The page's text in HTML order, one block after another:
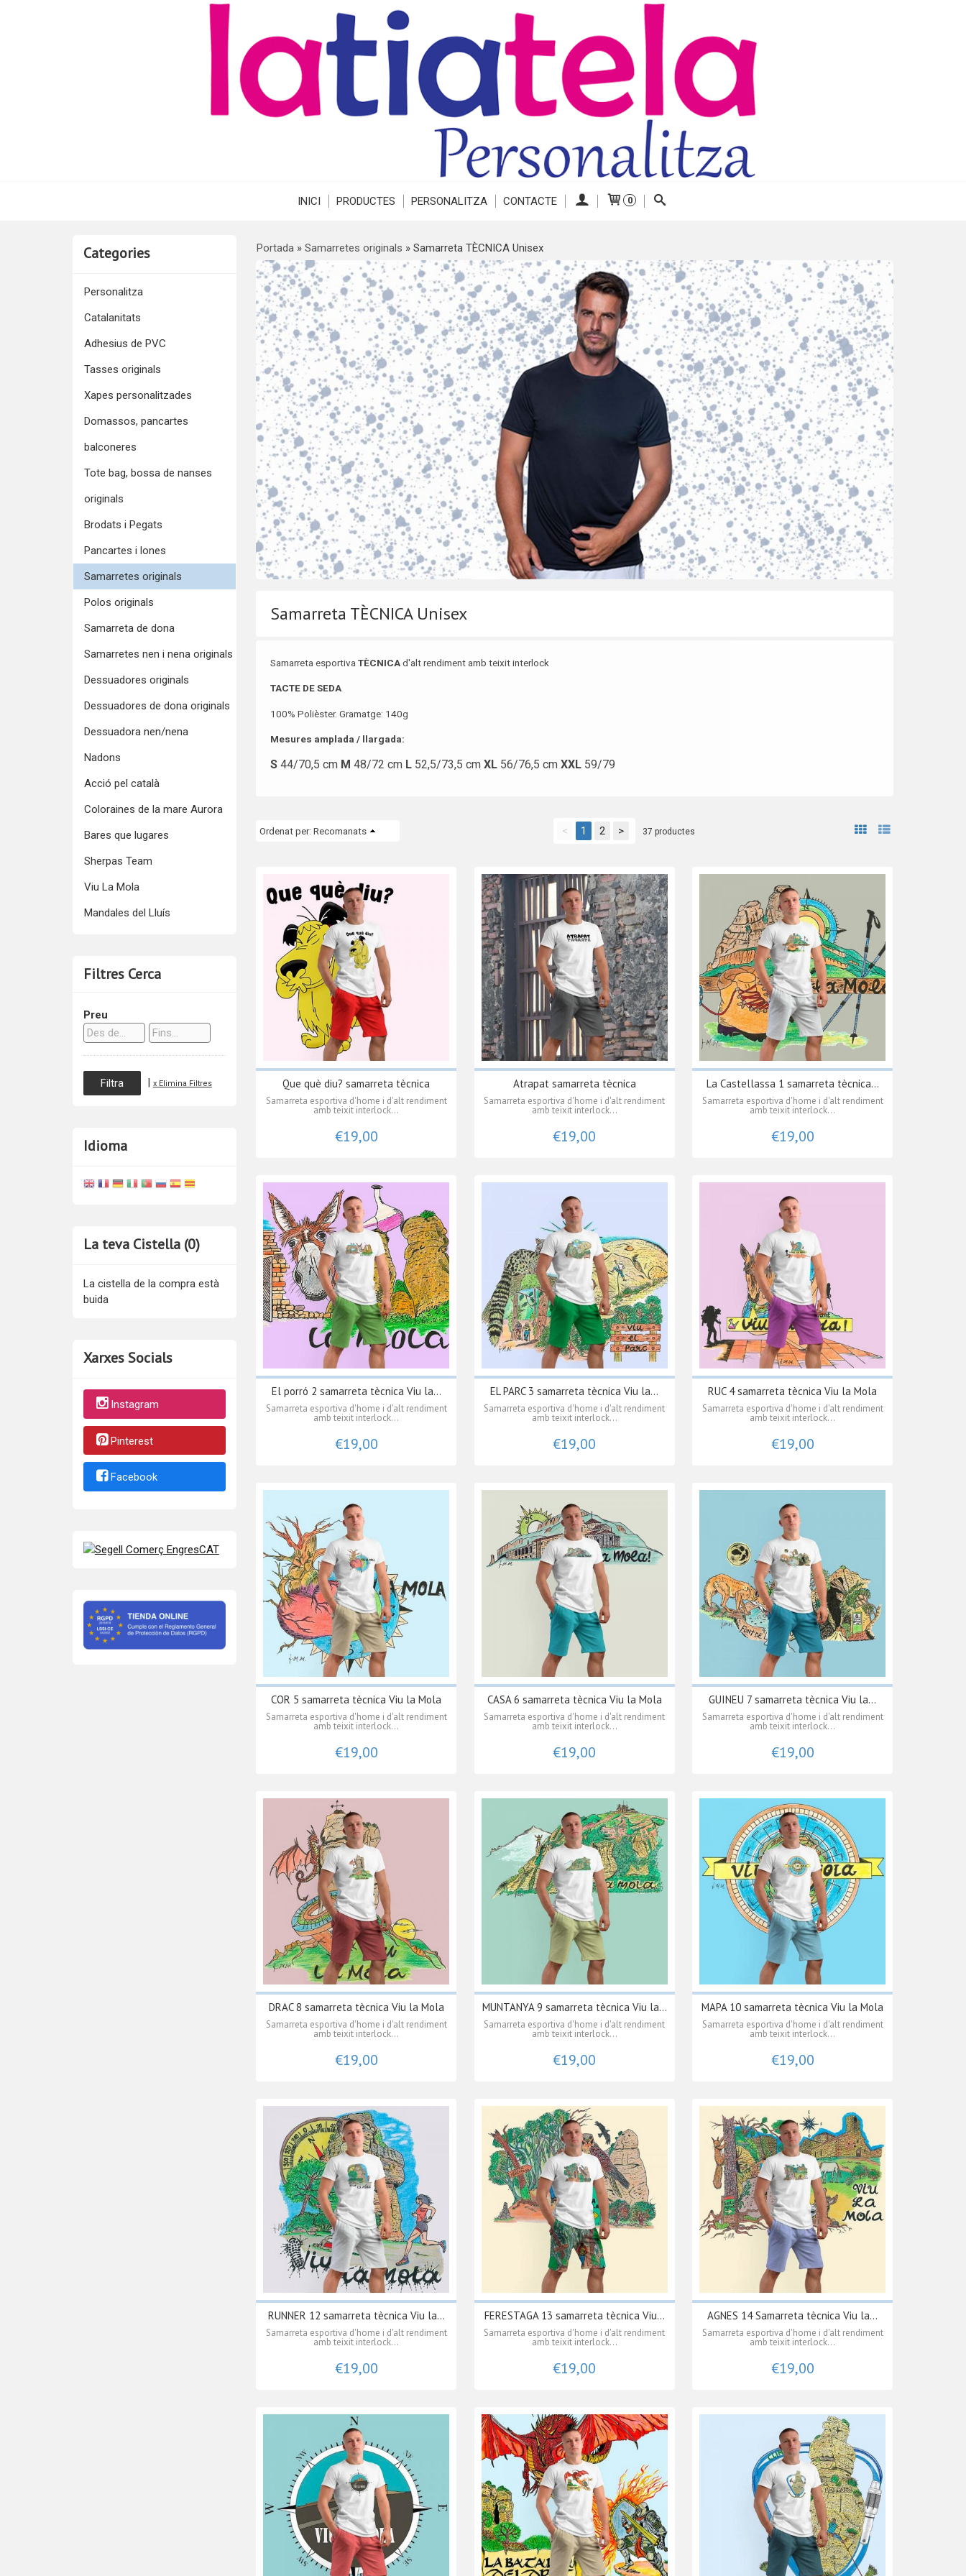
INICI PRODUCTES PERSONALITZA CONTACTE 0
Categories
Personalitza
Catalanitats
Adhesius de PVC
Tasses originals
Xapes personalitzades
Domassos, pancartes
balconeres
Tote bag, bossa de nanses
originals
Brodats i Pegats
Pancartes i lones
Samarretes originals
Polos originals
Samarreta de dona
Samarretes nen i nena originals
Dessuadores originals
Dessuadores de dona originals
Dessuadora nen/nena
Nadons
Acció pel català
Coloraines de la mare Aurora
Bares que lugares
Sherpas Team
Viu La Mola
Mandales del Lluís
Filtres Cerca
Preu
| x Elimina Filtres
Idioma
La teva Cistella (0)
La cistella de la compra està
buida
Xarxes Socials
Instagram
Pinterest
Facebook
Portada» Samarretes originals » Samarreta TÈCNICA Unisex
Samarreta TÈCNICA Unisex
Samarreta esportiva TÈCNICAd'alt rendiment amb teixit interlock
TACTE DE SEDA
100% Polièster. Gramatge: 140g
Mesures amplada / llargada:
S44/70,5 cm M 48/72 cm L52,5/73,5 cm XL56/76,5 cm XXL59/79
Ordenat per: Recomanats < 1 2 > 37 productes
Que què diu? samarreta tècnica
Samarreta esportiva d'home i d'alt rendiment
amb teixit interlock...
€19,00
Atrapat samarreta tècnica
Samarreta esportiva d'home i d'alt rendiment
amb teixit interlock...
€19,00
La Castellassa 1 samarreta tècnica...
Samarreta esportiva d'home i d'alt rendiment
amb teixit interlock...
€19,00
El porró 2 samarreta tècnica Viu la...
Samarreta esportiva d'home i d'alt rendiment
amb teixit interlock...
€19,00
EL PARC 3 samarreta tècnica Viu la...
Samarreta esportiva d'home i d'alt rendiment
amb teixit interlock...
€19,00
RUC 4 samarreta tècnica Viu la Mola
Samarreta esportiva d'home i d'alt rendiment
amb teixit interlock...
€19,00
COR 5 samarreta tècnica Viu la Mola
Samarreta esportiva d'home i d'alt rendiment
amb teixit interlock...
€19,00
CASA 6 samarreta tècnica Viu la Mola
Samarreta esportiva d'home i d'alt rendiment
amb teixit interlock...
€19,00
GUINEU 7 samarreta tècnica Viu la...
Samarreta esportiva d'home i d'alt rendiment
amb teixit interlock...
€19,00
DRAC 8 samarreta tècnica Viu la Mola
Samarreta esportiva d'home i d'alt rendiment
amb teixit interlock...
€19,00
MUNTANYA 9 samarreta tècnica Viu la...
Samarreta esportiva d'home i d'alt rendiment
amb teixit interlock...
€19,00
MAPA 10 samarreta tècnica Viu la Mola
Samarreta esportiva d'home i d'alt rendiment
amb teixit interlock...
€19,00
RUNNER 12 samarreta tècnica Viu la...
Samarreta esportiva d'home i d'alt rendiment
amb teixit interlock...
€19,00
FERESTAGA 13 samarreta tècnica Viu...
Samarreta esportiva d'home i d'alt rendiment
amb teixit interlock...
€19,00
AGNES 14 Samarreta tècnica Viu la...
Samarreta esportiva d'home i d'alt rendiment
amb teixit interlock...
€19,00